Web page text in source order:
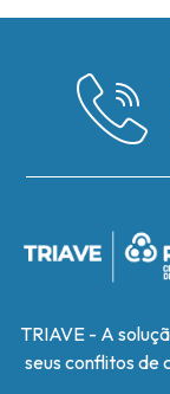
TRIAVE - A
seus conflitos de